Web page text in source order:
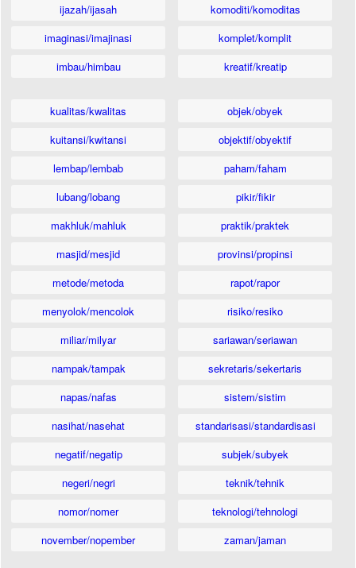
ijazah/ijasah
imaginasi/imajinasi
imbau/himbau
komoditi/komoditas
komplet/komplit
kreatif/kreatip
kualitas/kwalitas
kuitansi/kwitansi
lembap/lembab
lubang/lobang
makhluk/mahluk
masjid/mesjid
metode/metoda
menyolok/mencolok
miliar/milyar
nampak/tampak
napas/nafas
nasihat/nasehat
negatif/negatip
negeri/negri
nomor/nomer
november/nopember
objek/obyek
objektif/obyektif
paham/faham
pikir/fikir
praktik/praktek
provinsi/propinsi
rapot/rapor
risiko/resiko
sariawan/seriawan
sekretaris/sekertaris
sistem/sistim
standarisasi/standardisasi
subjek/subyek
teknik/tehnik
teknologi/tehnologi
zaman/jaman